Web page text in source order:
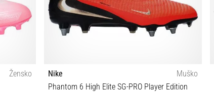
Žensko
Nike
Muško
Phantom 6 High Elite SG-PRO Player Edition